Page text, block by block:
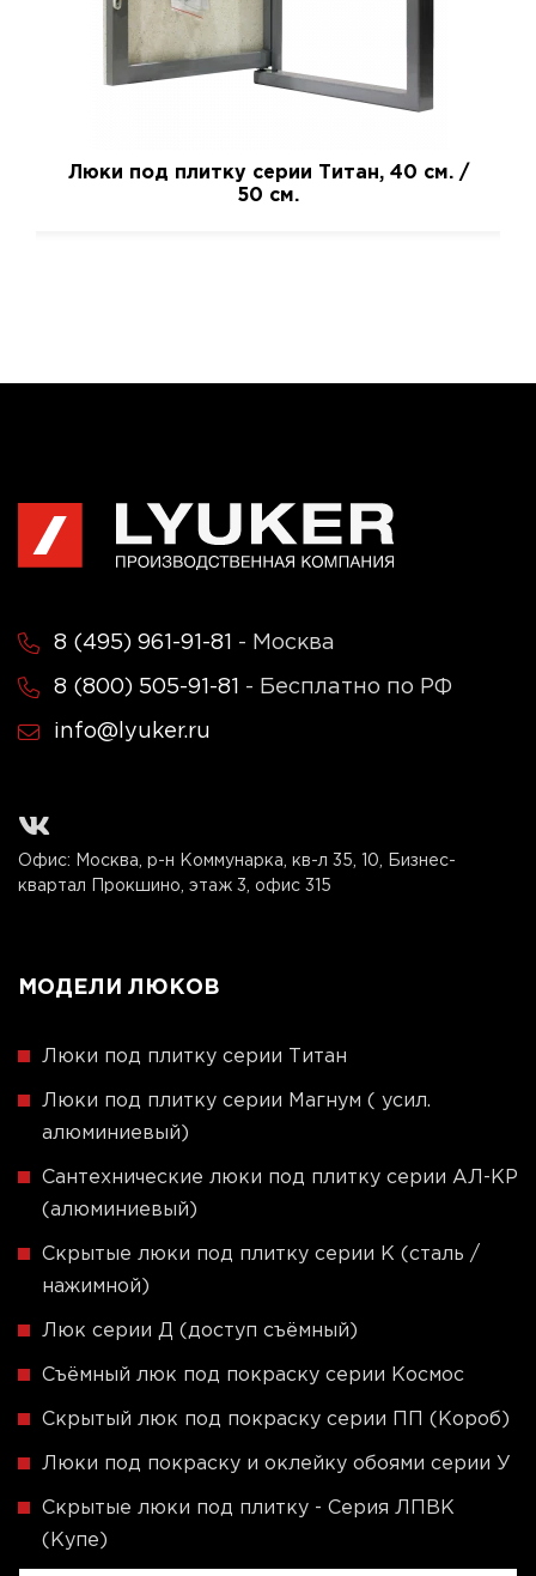
Люки под плитку серии Титан, 40 см. /
50 см.
8 (495) 961-91-81 - Москва
8 (800) 505-91-81 - Бесплатно по РФ
info@lyuker.ru
Офис: Москва, р-н Коммунарка, кв-л 35, 10, Бизнес-
квартал Прокшино, этаж 3, офис 315
МОДЕЛИ ЛЮКОВ
Люки под плитку серии Титан
Люки под плитку серии Магнум ( усил.
алюминиевый)
Сантехнические люки под плитку серии АЛ-КР
(алюминиевый)
Скрытые люки под плитку серии K (сталь /
нажимной)
Люк серии Д (доступ съёмный)
Съёмный люк под покраску серии Космос
Скрытый люк под покраску серии ПП (Короб)
Люки под покраску и оклейку обоями серии У
Скрытые люки под плитку - Серия ЛПВК
(Купе)